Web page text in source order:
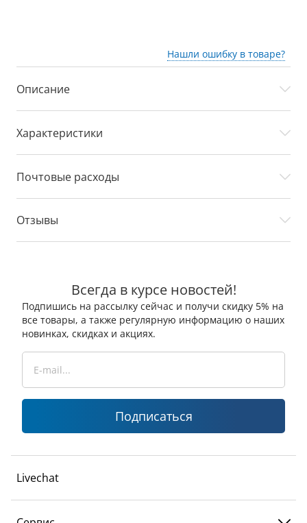
Нашли ошибку в товаре?
Описание
Характеристики
Почтовые расходы
Отзывы
Всегда в курсе новостей!
Подпишись на рассылку сейчас и получи скидку 5% на
все товары, а также регулярную информацию о наших
новинках, скидках и акциях.
Подписаться
Livechat